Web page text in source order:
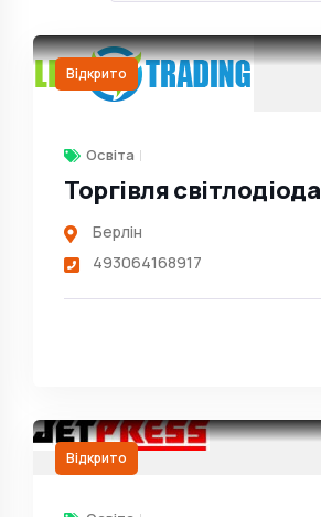
Відкрито
Освіта
Торгівля
Берлін
493064168917
Відкрито